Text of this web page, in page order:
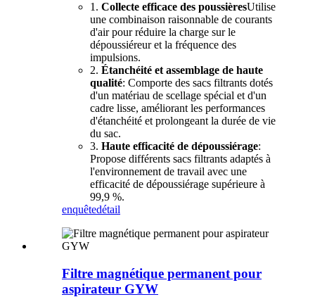
1. Collecte efficace des poussièresUtilise
une combinaison raisonnable de courants
d'air pour réduire la charge sur le
dépoussiéreur et la fréquence des
impulsions.
2. Étanchéité et assemblage de haute
qualité: Comporte des sacs filtrants dotés
d'un matériau de scellage spécial et d'un
cadre lisse, améliorant les performances
d'étanchéité et prolongeant la durée de vie
du sac.
3. Haute efficacité de dépoussiérage:
Propose différents sacs filtrants adaptés à
l'environnement de travail avec une
efficacité de dépoussiérage supérieure à
99,9 %.
enquêtedétail
Filtre magnétique permanent pour
aspirateur GYW